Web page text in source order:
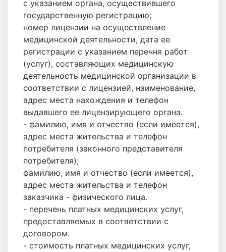
с указанием органа, осуществившего
государственную регистрацию;
номер лицензии на осуществление
медицинской деятельности, дата ее
регистрации с указанием перечня работ
(услуг), составляющих медицинскую
деятельность медицинской организации в
соответствии с лицензией, наименование,
адрес места нахождения и телефон
выдавшего ее лицензирующего органа.
- фамилию, имя и отчество (если имеется),
адрес места жительства и телефон
потребителя (законного представителя
потребителя);
фамилию, имя и отчество (если имеется),
адрес места жительства и телефон
заказчика - физического лица.
- перечень платных медицинских услуг,
предоставляемых в соответствии с
договором.
- стоимость платных медицинских услуг,